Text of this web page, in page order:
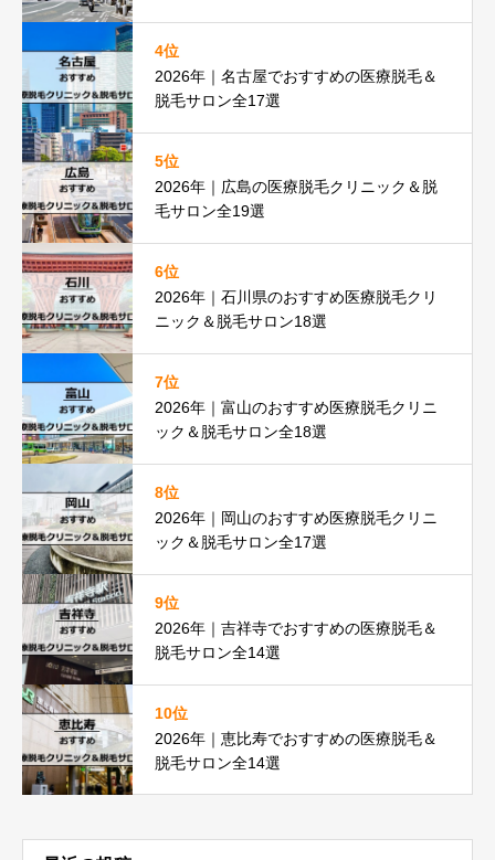
4位
2026年｜名古屋でおすすめの医療脱毛＆
脱毛サロン全17選
5位
2026年｜広島の医療脱毛クリニック＆脱
毛サロン全19選
6位
2026年｜石川県のおすすめ医療脱毛クリ
ニック＆脱毛サロン18選
7位
2026年｜富山のおすすめ医療脱毛クリニ
ック＆脱毛サロン全18選
8位
2026年｜岡山のおすすめ医療脱毛クリニ
ック＆脱毛サロン全17選
9位
2026年｜吉祥寺でおすすめの医療脱毛＆
脱毛サロン全14選
10位
2026年｜恵比寿でおすすめの医療脱毛＆
脱毛サロン全14選